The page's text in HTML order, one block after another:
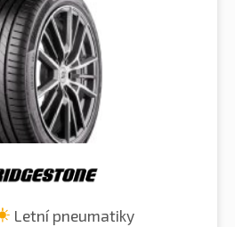
Letní pneumatiky